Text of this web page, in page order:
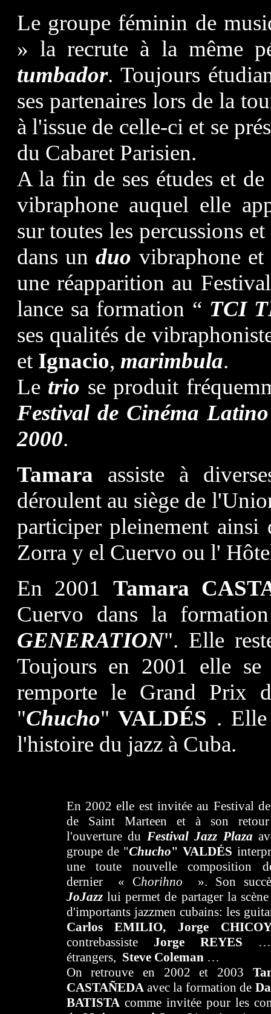
Le groupe féminin de
» la recrute à la même
tumbador. Toujours
ses partenaires lors de la
à l'issue de celle-ci et se
du Cabaret Parisien.
A la fin de ses études et
vibraphone auquel elle
sur toutes les percussions
dans unduo vibraphone
une réapparition au
lance sa formation “ TCI
ses qualités de
et Ignacio, marimbula.
Le trio se produit
Festival de Cinéma
2000.
Tamara assiste à
déroulent au siège de
participer pleinement
Zorra y el Cuervo ou l'
En 2001 Tamara
Cuervo dans la
GENERATION". Elle
Toujours en 2001 elle
remporte le Grand Prix
"Chucho" VALDÉS . Elle
l'histoire du jazz à Cuba.
En 2002 elle est invitée au Festival
de Saint Marteen et à son
l'ouverture du Festival Jazz Plaza
groupe de "Chucho" VALDÉS
une toute nouvelle composition
dernier « Chorihno
». Son
JoJazzlui permet de partager la scène
d'importants jazzmen cubains: les
Carlos EMILIO, Jorge
contrebassiste Jorge REYES
étrangers, Steve Coleman …
On retrouve en 2002 et 2003
CASTAÑEDAavec la formation de
BATISTAcomme invitée pour les